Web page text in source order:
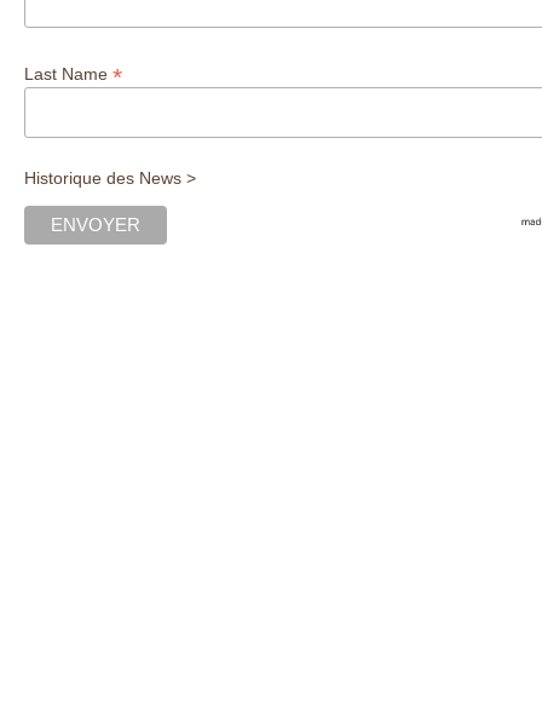
Last Name *
Historique des News >